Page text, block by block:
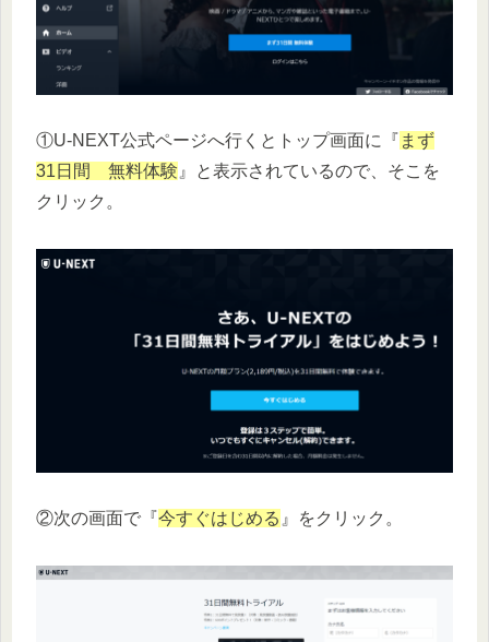
①U-NEXT公式ページへ行くとトップ画面に『 まず
31日間 無料体験 』と表示されているので、そこを
クリック。
②次の画面で『今すぐはじめる 』をクリック。